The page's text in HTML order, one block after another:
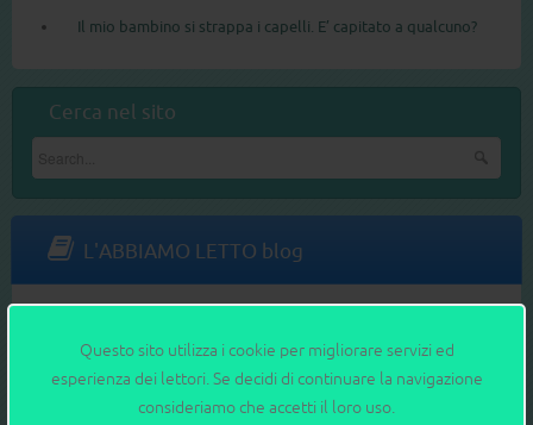
Questo sito utilizza i cookie per migliorare servizi ed
esperienza dei lettori. Se decidi di continuare la navigazione
consideriamo che accetti il loro uso.
Il mio bambino si strappa i capelli. E’ capitato a qualcuno?
Cerca nel sito
L'ABBIAMO LETTO blog
TIENIMI STRETTO, MA LASCIAMI ANDARE